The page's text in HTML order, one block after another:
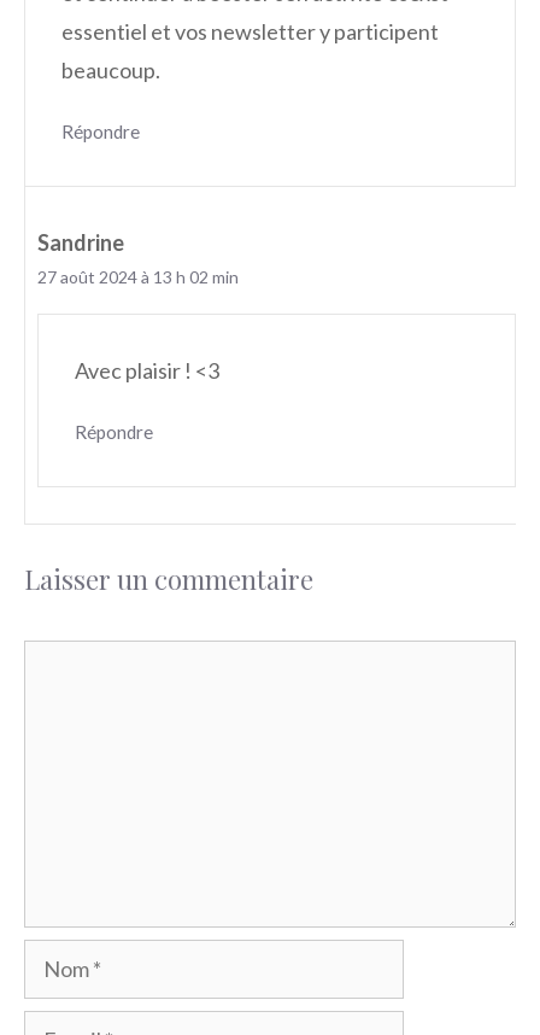
essentiel et vos newsletter y participent
beaucoup.
Répondre
Sandrine
27 août 2024 à 13 h 02 min
Avec plaisir ! <3
Répondre
Laisser un commentaire
Nom